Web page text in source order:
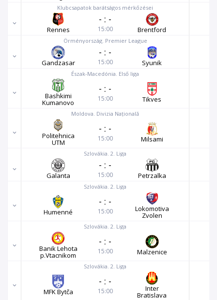
Klubcsapatok barátságos mérkőzései
Rennes
- : -
15:00 Brentford
Örményország. Premier League
Gandzasar
- : -
15:00 Syunik
Észak-Macedónia. Első liga
Bashkimi
Kumanovo
- : -
15:00 Tikves
Moldova. Divizia Națională
Politehnica
UTM
- : -
15:00 Milsami
Szlovákia. 2. Liga
Galanta
- : -
15:00 Petrzalka
Szlovákia. 2. Liga
Humenné
- : -
15:00 Lokomotiva
Zvolen
Szlovákia. 2. Liga
Banik Lehota
p.Vtacnikom
- : -
15:00 Malzenice
Szlovákia. 2. Liga
MFK Bytča
- : -
15:00 Inter
Bratislava